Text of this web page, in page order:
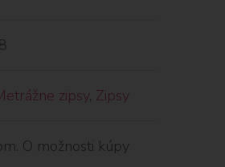
zipsy, Zipsy
O možnosti kúpy